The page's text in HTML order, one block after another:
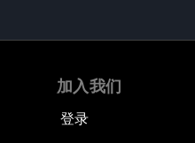
加入我们
登录